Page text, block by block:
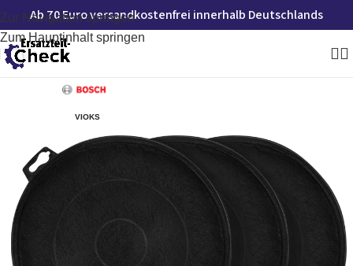
Zur Navigation springen
Zum Hauptinhalt springen
Ab 70 Euro versandkostenfrei innerhalb Deutschlands
VIOKS